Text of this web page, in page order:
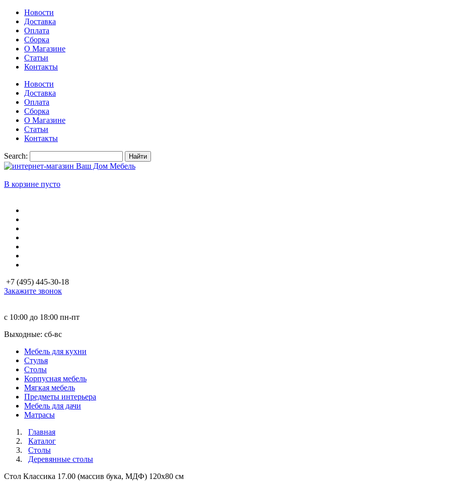
Новости
Доставка
Оплата
Сборка
О Магазине
Статьи
Контакты
Новости
Доставка
Оплата
Сборка
О Магазине
Статьи
Контакты
Search: Найти
В корзине пусто
+7 (495) 445-30-18
Закажите звонок
с 10:00 до 18:00 пн-пт
Выходные: сб-вc
Мебель для кухни
Стулья
Столы
Корпусная мебель
Мягкая мебель
Предметы интерьера
Мебель для дачи
Матраcы
Главная
Каталог
Столы
Деревянные столы
Стол Классика 17.00 (массив бука, МДФ) 120х80 см